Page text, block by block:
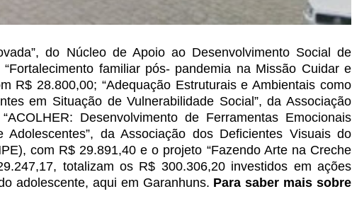
do Núcleo de Apoio ao Desenvolvimento Social de
familiar pós- pandemia na Missão Cuidar e
R$ 28.800,00; “Adequação Estruturaise Ambientais como
em Situação de Vulnerabilidade Social”, da Associação
Desenvolvimento de Ferramentas Emocionais
da Associação dos Deficientes Visuais do
com R$ 29.891,40 e o projeto “Fazendo Arte na Creche
totalizam os R$ 300.306,20 investidos em ações
adolescente, aqui em Garanhuns. Para saber mais sobre